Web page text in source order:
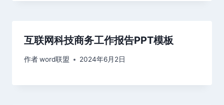
互联网科技商务工作报告PPT模板
作者word联盟 2024年6月2日